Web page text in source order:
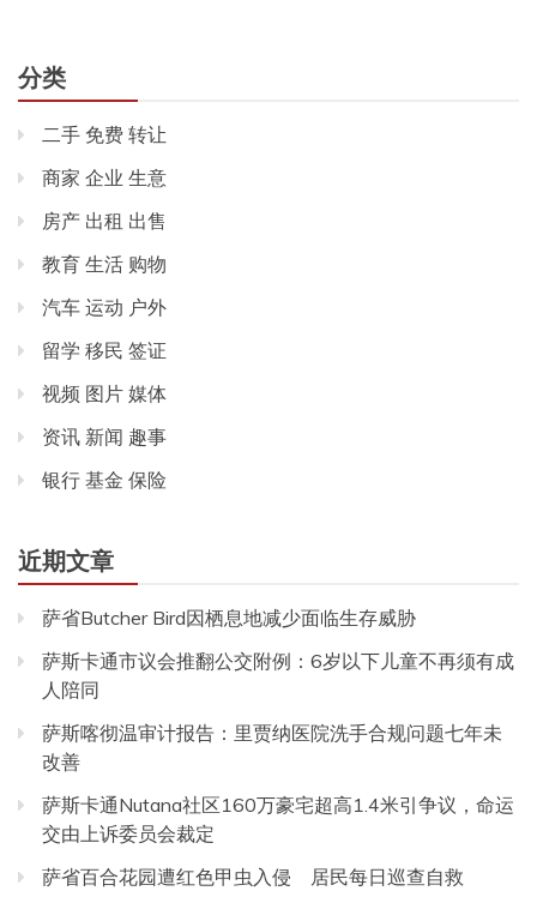
分类
二手 免费 转让
商家 企业 生意
房产 出租 出售
教育 生活 购物
汽车 运动 户外
留学 移民 签证
视频 图片 媒体
资讯 新闻 趣事
银行 基金 保险
近期文章
萨省Butcher Bird因栖息地减少面临生存威胁
萨斯卡通市议会推翻公交附例：6岁以下儿童不再须有成
人陪同
萨斯喀彻温审计报告：里贾纳医院洗手合规问题七年未
改善
萨斯卡通Nutana社区160万豪宅超高1.4米引争议，命运
交由上诉委员会裁定
萨省百合花园遭红色甲虫入侵 居民每日巡查自救